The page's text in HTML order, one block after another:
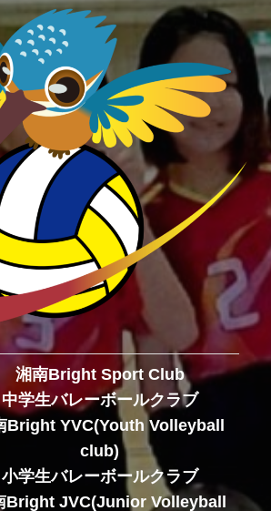
湘南Bright Sport Club
中学生バレーボールクラブ
Bright YVC(Youth Volleyball
club)
小学生バレーボールクラブ
Bright JVC(Junior Volleyball